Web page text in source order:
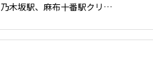
木坂駅、麻布十番駅クリ…